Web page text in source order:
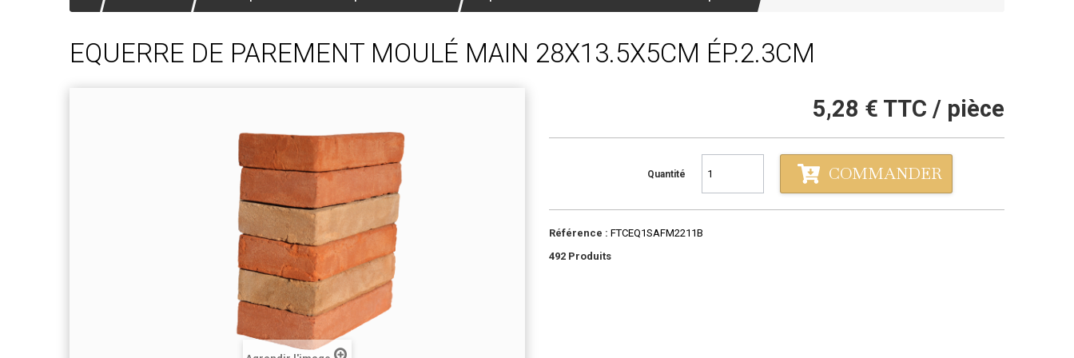
EQUERRE DE PAREMENT MOULÉ MAIN 28X13.5X5CM ÉP.2.3CM
5,28 € TTC / pièce
Quantité COMMANDER
Référence : FTCEQ1SAFM2211B
492 Produits